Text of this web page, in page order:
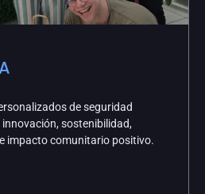
de seguridad
sostenibilidad,
impacto comunitario positivo.